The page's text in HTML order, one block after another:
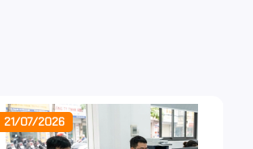
21/07/2026